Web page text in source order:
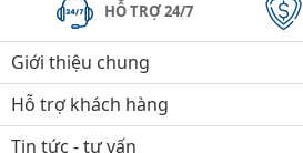
HỖ TRỢ 24/7
Giới thiệu chung
Hỗ trợ khách hàng
Tin tức - tư vấn